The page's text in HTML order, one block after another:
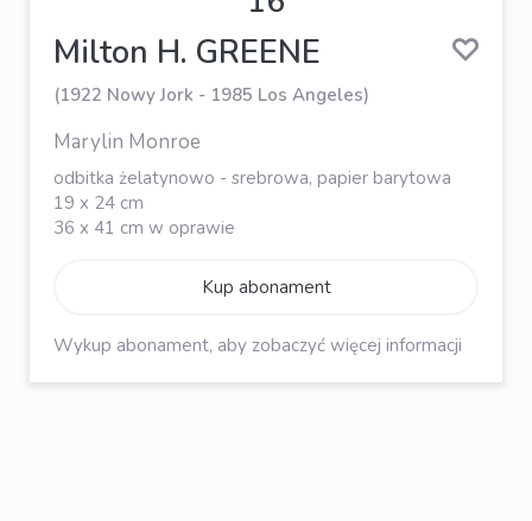
Milton H. GREENE
(1922 Nowy Jork - 1985 Los Angeles)
Marylin Monroe
odbitka żelatynowo - srebrowa, papier barytowa
19 x 24 cm
36 x 41 cm w oprawie
Kup abonament
Wykup abonament, aby zobaczyć więcej informacji